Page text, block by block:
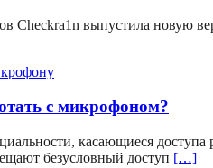
Checkra1n выпустила новую
с микрофоном?
касающиеся
безусловный доступ […]